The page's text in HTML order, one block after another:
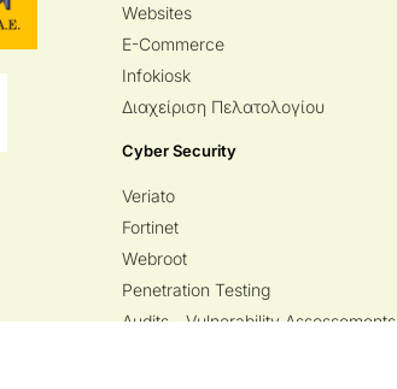
Websites
E-Commerce
Infokiosk
Διαχείριση Πελατολογίου
Cyber Security
Veriato
Fortinet
Webroot
Penetration Testing
Audits - Vulnerability Assessements